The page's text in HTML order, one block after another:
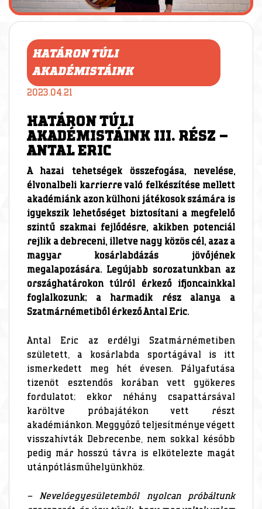
HATÁRON TÚLI
AKADÉMISTÁINK
2023.04.21
HATÁRON TÚLI
AKADÉMISTÁINK III. RÉSZ –
ANTAL ERIC
A hazai tehetségek összefogása, nevelése,
élvonalbeli karrierre való felkészítése mellett
akadémiánk azon külhoni játékosok számára is
igyekszik lehetőséget biztosítani a megfelelő
szintű szakmai fejlődésre, akikben potenciál
rejlik a debreceni, illetve nagy közös cél, azaz a
magyar kosárlabdázás jövőjének
megalapozására. Legújabb sorozatunkban az
országhatárokon túlról érkező ifjoncainkkal
foglalkozunk; a harmadik rész alanya a
Szatmárnémetiből érkező Antal Eric.
Antal Eric az erdélyi Szatmárnémetiben
született, a kosárlabda sportágával is itt
ismerkedett meg hét évesen. Pályafutása
tizenöt esztendős korában vett gyökeres
fordulatot; ekkor néhány csapattársával
karöltve próbajátékon vett részt
akadémiánkon. Meggyőző teljesítménye végett
visszahívták Debrecenbe, nem sokkal később
pedig már hosszú távra is elkötelezte magát
utánpótlásműhelyünkhöz.
– Nevelőegyesületemből nyolcan próbáltunk